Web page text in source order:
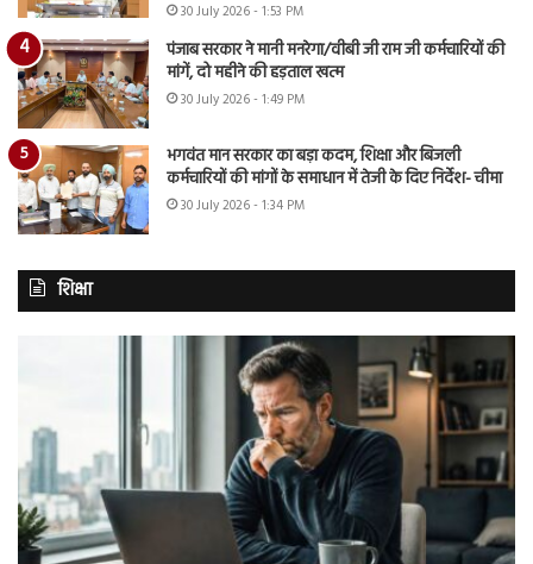
30 July 2026 - 1:53 PM
पंजाब सरकार ने मानी मनरेगा/वीबी जी राम जी कर्मचारियों की
मांगें, दो महीने की हड़ताल खत्म
30 July 2026 - 1:49 PM
भगवंत मान सरकार का बड़ा कदम, शिक्षा और बिजली
कर्मचारियों की मांगों के समाधान में तेजी के दिए निर्देश- चीमा
30 July 2026 - 1:34 PM
शिक्षा